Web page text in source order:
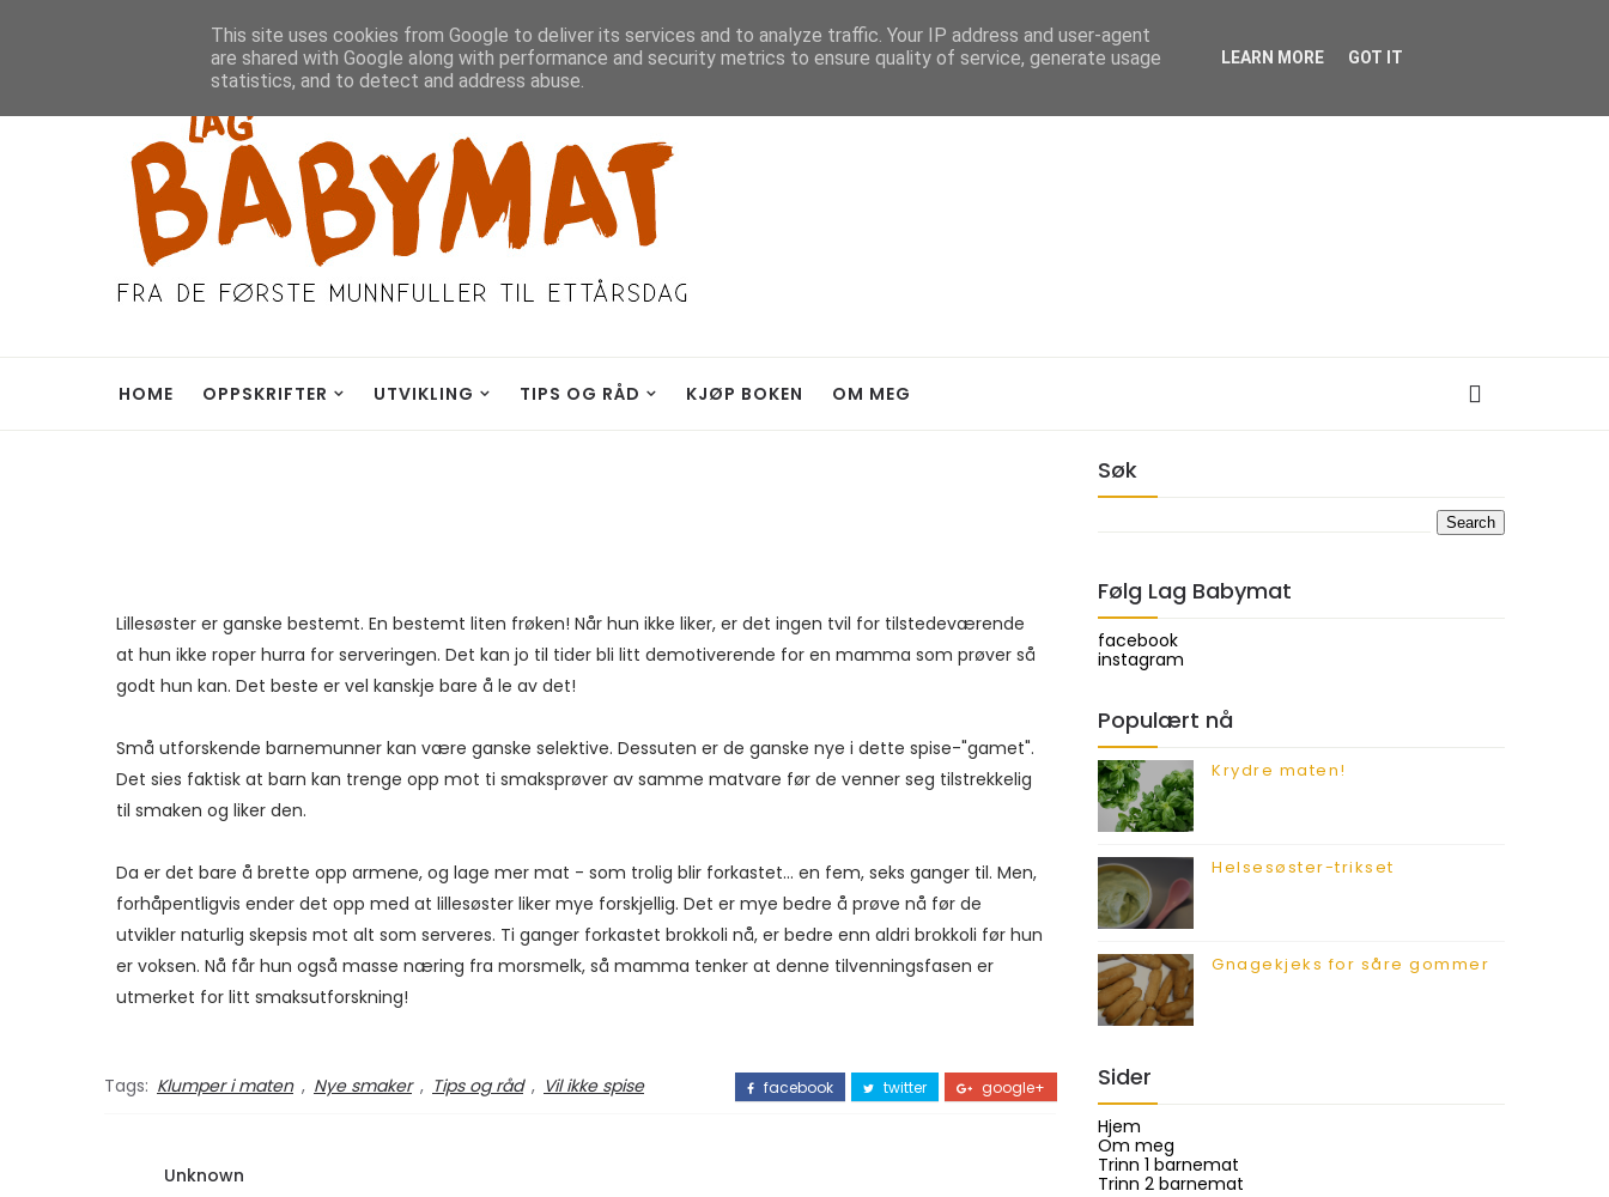
Om Meg Kontakt
HOME OPPSKRIFTER UTVIKLING TIPS OG RÅD KJØP BOKEN OM MEG
Lillesøster er ganske bestemt. En bestemt liten frøken! Når hun ikke liker, er det ingen tvil for tilstedeværende
at hun ikke roper hurra for serveringen. Det kan jo til tider bli litt demotiverende for en mamma som prøver så
godt hun kan. Det beste er vel kanskje bare å le av det!
Små utforskende barnemunner kan være ganske selektive. Dessuten er de ganske nye i dette spise-"gamet".
Det sies faktisk at barn kan trenge opp mot ti smaksprøver av samme matvare før de venner seg tilstrekkelig
til smaken og liker den.
Da er det bare å brette opp armene, og lage mer mat - som trolig blir forkastet... en fem, seks ganger til. Men,
forhåpentligvis ender det opp med at lillesøster liker mye forskjellig. Det er mye bedre å prøve nå før de
utvikler naturlig skepsis mot alt som serveres. Ti ganger forkastet brokkoli nå, er bedre enn aldri brokkoli før hun
er voksen. Nå får hun også masse næring fra morsmelk, så mamma tenker at denne tilvenningsfasen er
utmerket for litt smaksutforskning!
Tags: Klumper i maten , Nye smaker , Tips og råd , Vil ikke spise facebook twitter google+
Unknown
Søk
Følg Lag Babymat
facebook
instagram
Populært nå
Krydre maten!
Helsesøster-trikset
Gnagekjeks for såre gommer
Sider
Hjem
Om meg
Trinn 1 barnemat
Trinn 2 barnemat
This site uses cookies from Google to deliver its services and to analyze traffic. Your IP address and user-agent
are shared with Google along with performance and security metrics to ensure quality of service, generate usage
statistics, and to detect and address abuse.
LEARN MORE GOT IT